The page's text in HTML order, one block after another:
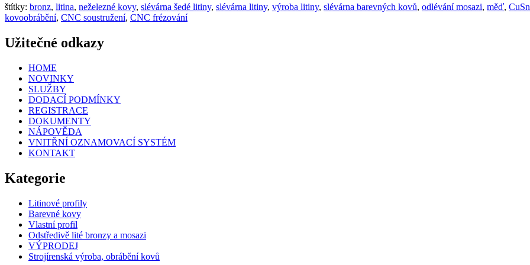
štítky: bronz, litina, neželezné kovy, slévárna šedé litiny, slévárna litiny, výroba litiny, slévárna barevných kovů, odlévání mosazi, měď,
kovoobrábění, CNC soustružení, CNC frézování
Užitečné odkazy
HOME
NOVINKY
SLUŽBY
DODACÍ PODMÍNKY
REGISTRACE
DOKUMENTY
NÁPOVĚDA
VNITŘNÍ OZNAMOVACÍ SYSTÉM
KONTAKT
Kategorie
Litinové profily
Barevné kovy
Vlastní profil
Odstředivě lité bronzy a mosazi
VÝPRODEJ
Strojírenská výroba, obrábění kovů